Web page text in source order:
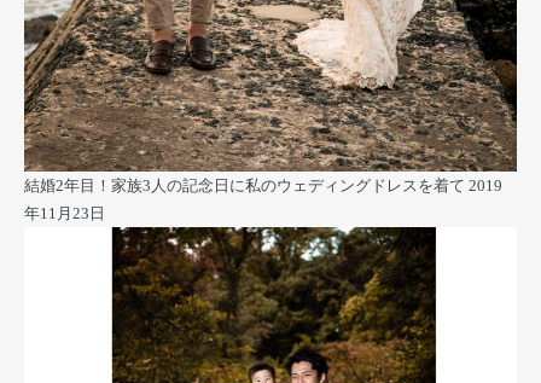
結婚2年目！家族3人の記念日に私のウェディングドレスを着て 2019
年11月23日